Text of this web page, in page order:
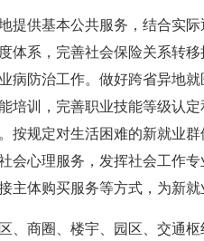
供基本公共服务，结合实际
体系，完善社会保险关系转
病防治工作。做好跨省异地
培训，完善职业技能等级认
按规定对生活困难的新就业
会心理服务，发挥社会工作
体购买服务等方式，为新就
商圈、楼宇、园区、交通枢